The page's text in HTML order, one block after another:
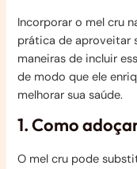
Incorporar o mel cru
prática de aproveitar
maneiras de incluir
de modo que ele
melhorar sua saúde.
1. Como
O mel cru pode